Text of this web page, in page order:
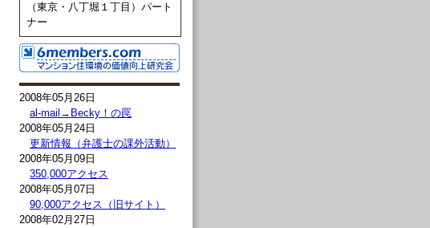
（東京・八丁堀１丁目）パート
ナー
2008年05月26日
al-mail→Becky！の罠
2008年05月24日
更新情報（弁護士の課外活動）
2008年05月09日
350,000アクセス
2008年05月07日
90,000アクセス（旧サイト）
2008年02月27日